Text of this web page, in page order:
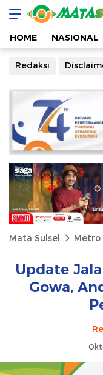
HOME NASIONAL
Redaksi
Mata Sulsel Metro
Update
Gowa,